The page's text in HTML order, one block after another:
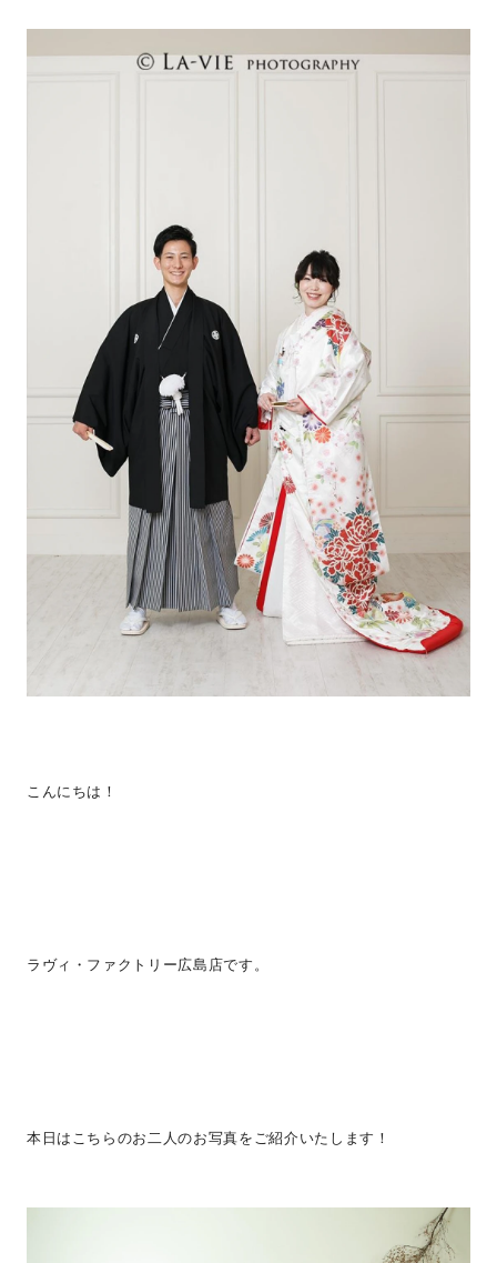
こんにちは！
ラヴィ・ファクトリー広島店です。
本日はこちらのお二人のお写真をご紹介いたします！